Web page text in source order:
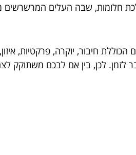
חלומות, שבה העלים המרשרשים
חיבור, יוקרה, פרקטיות,
לזמן. לכן, בין אם לבכם משתוקק